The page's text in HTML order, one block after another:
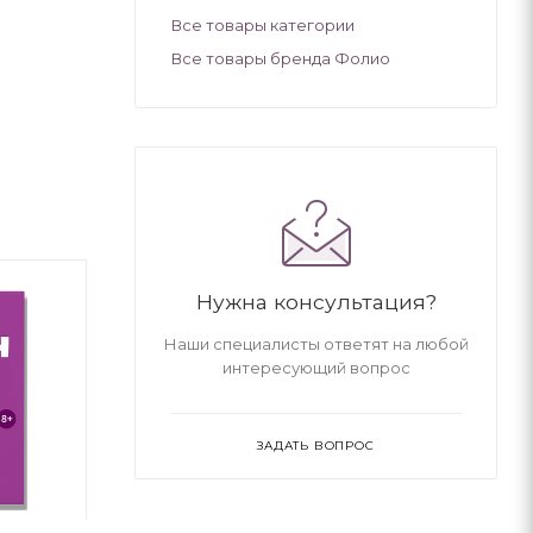
Все товары категории
Все товары бренда Фолио
Нужна консультация?
Наши специалисты ответят на любой
интересующий вопрос
ЗАДАТЬ ВОПРОС